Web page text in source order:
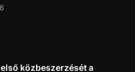
közbeszerzését a